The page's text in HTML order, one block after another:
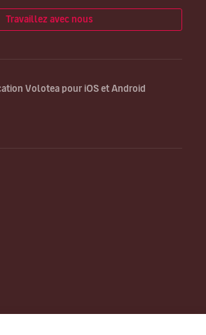
Travaillez avec nous
Volotea pour iOS et Android